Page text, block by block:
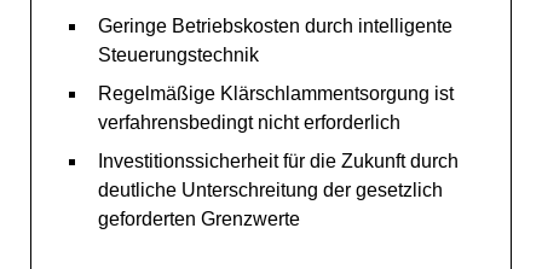
Geringe Betriebskosten durch intelligente
Steuerungstechnik
Regelmäßige Klärschlammentsorgung ist
verfahrensbedingt nicht erforderlich
Investitionssicherheit für die Zukunft durch
deutliche Unterschreitung der gesetzlich
geforderten Grenzwerte